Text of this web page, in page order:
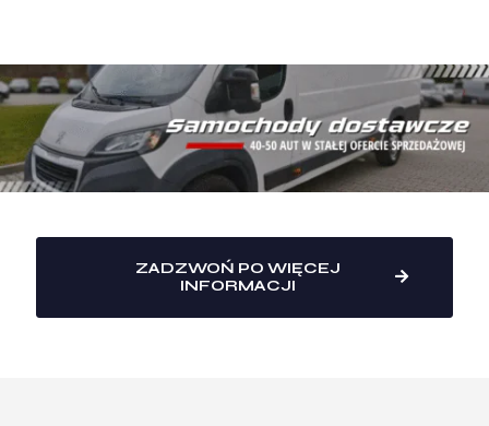
ZADZWOŃ PO WIĘCEJ
INFORMACJI